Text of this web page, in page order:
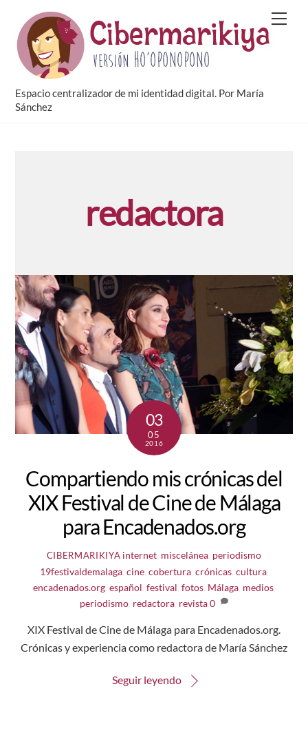
content
Espacio centralizador de mi identidad digital. Por María
Sánchez
redactora
03
05
2016
Compartiendo mis crónicas del
XIX Festival de Cine de Málaga
para Encadenados.org
CIBERMARIKIYA internet miscelánea periodismo
19festivaldemalaga, cine, cobertura, crónicas, cultura,
encadenados.org, español festival fotos, Málaga, medios,
periodismo, redactora, revista0
XIX Festival de Cine de Málaga para Encadenados.org.
Crónicas y experiencia como redactora de María Sánchez
Seguir leyendo